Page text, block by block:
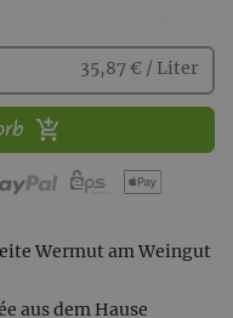
35,87 € / Liter
Wermut am Weingut
aus dem Hause